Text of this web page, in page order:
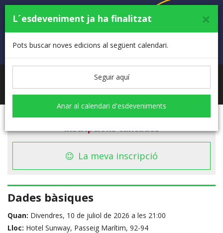
La meva inscripció
Dades bàsiques
Quan: Divendres, 10 de juliol de 2026 a les 21:00
Lloc: Hotel Sunway, Passeig Marítim, 92-94
×
L´esdeveniment ja ha finalitzat
Pots buscar noves edicions al següent calendari.
Seguir aquí
Anar al calendari d'esdeveniments